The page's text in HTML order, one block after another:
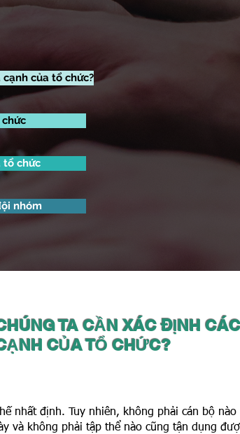
của tổ chức?
tổ chức
nhóm
TA CẦN XÁC ĐỊNH CÁC
CỦA TỔ CHỨC?
nhất định. Tuy nhiên, không phải cán bộ
và không phải tập thể nào cũng tận dụng